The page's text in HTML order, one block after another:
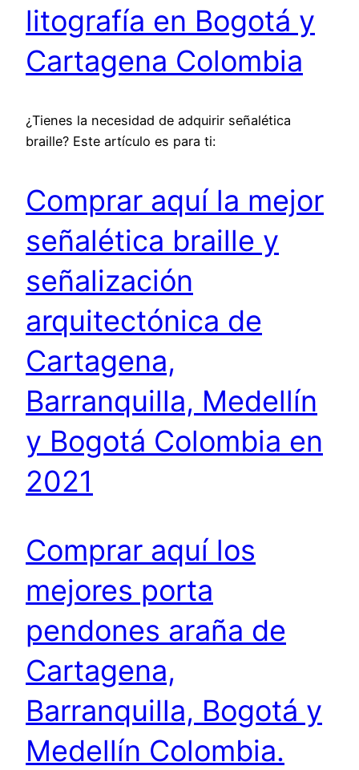
litografía en Bogotá y
Cartagena Colombia
¿Tienes la necesidad de adquirir señalética
braille? Este artículo es para ti:
Comprar aquí la mejor
señalética braille y
señalización
arquitectónica de
Cartagena,
Barranquilla, Medellín
y Bogotá Colombia en
2021
Comprar aquí los
mejores porta
pendones araña de
Cartagena,
Barranquilla, Bogotá y
Medellín Colombia.